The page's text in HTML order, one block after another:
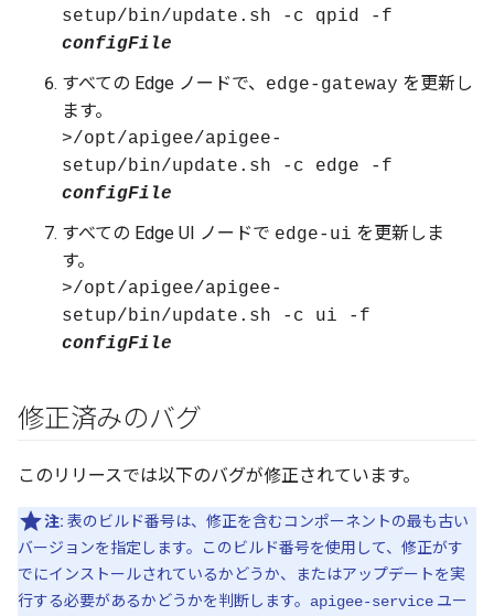
setup/bin/update.sh -c qpid -f
configFile
すべての Edge ノードで、 edge-gateway を更新し
ます。
>/opt/apigee/apigee-
setup/bin/update.sh -c edge -f
configFile
すべての Edge UI ノードで edge-ui を更新しま
す。
>/opt/apigee/apigee-
setup/bin/update.sh -c ui -f
configFile
修正済みのバグ
このリリースでは以下のバグが修正されています。
注: 表のビルド番号は、修正を含むコンポーネントの最も古い
バージョンを指定します。このビルド番号を使用して、修正がす
でにインストールされているかどうか、またはアップデートを実
行する必要があるかどうかを判断します。 apigee-service ユー